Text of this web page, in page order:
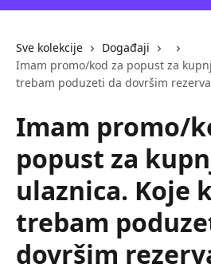
Sve kolekcije
Događaji
Imam promo/kod za popust za
trebam poduzeti da dovršim
Imam promo/
popust za
ulaznica. Koje
trebam
dovršim